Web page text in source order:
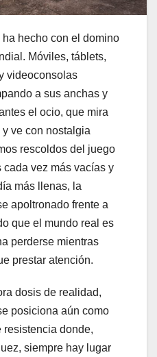
hecho con el domino
Móviles, táblets,
videoconsolas
a sus anchas y
el ocio, que mira
ve con nostalgia
rescoldos del juego
vez más vacías y
más llenas, la
apoltronado frente a
que el mundo real es
perderse mientras
prestar atención.
dosis de realidad,
posiciona aún como
resistencia donde,
siempre hay lugar